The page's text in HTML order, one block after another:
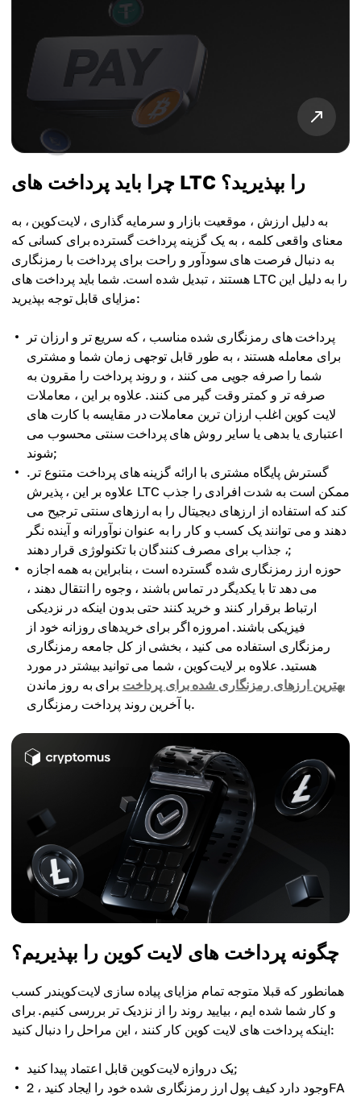
چرا باید پرداخت های LTC را بپذیرید؟
به دلیل ارزش ، موقعیت بازار و سرمایه گذاری ، لایت‌کوین ، به
معنای واقعی کلمه ، به یک گزینه پرداخت گسترده برای کسانی که
به دنبال فرصت های سودآور و راحت برای پرداخت با رمزنگاری
هستند ، تبدیل شده است. شما باید پرداخت های LTC را به دلیل این
مزایای قابل توجه بپذیرید:
پرداخت های رمزنگاری شده مناسب ، که سریع تر و ارزان تر
برای معامله هستند ، به طور قابل توجهی زمان شما و مشتری
شما را صرفه جویی می کنند ، و روند پرداخت را مقرون به
صرفه تر و کمتر وقت گیر می کنند. علاوه بر این ، معاملات
لایت کوین اغلب ارزان ترین معاملات در مقایسه با کارت های
اعتباری یا بدهی یا سایر روش های پرداخت سنتی محسوب می
شوند;
گسترش پایگاه مشتری با ارائه گزینه های پرداخت متنوع تر.
علاوه بر این ، پذیرش LTC ممکن است به شدت افرادی را جذب
کند که استفاده از ارزهای دیجیتال را به ارزهای سنتی ترجیح می
دهند و می توانند یک کسب و کار را به عنوان نوآورانه و آینده نگر
، جذاب برای مصرف کنندگان با تکنولوژی قرار دهند;
حوزه ارز رمزنگاری شده گسترده است ، بنابراین به همه اجازه
می دهد تا با یکدیگر در تماس باشند ، وجوه را انتقال دهند ،
ارتباط برقرار کنند و خرید کنند حتی بدون اینکه در نزدیکی
فیزیکی باشند. امروزه اگر برای خریدهای روزانه خود از
رمزنگاری استفاده می کنید ، بخشی از کل جامعه رمزنگاری
هستید. علاوه بر لایت‌کوین ، شما می توانید بیشتر در مورد
بهترین ارزهای رمزنگاری شده برای پرداخت برای به روز ماندن
با آخرین روند پرداخت رمزنگاری.
چگونه پرداخت های لایت کوین را بپذیریم؟
همانطور که قبلا متوجه تمام مزایای پیاده سازی لایت‌کویندر کسب
و کار شما شده ایم ، بیایید روند را از نزدیک تر بررسی کنیم. برای
اینکه پرداخت های لایت کوین کار کنند ، این مراحل را دنبال کنید:
یک دروازه لایت‌کوین قابل اعتماد پیدا کنید;
وجود دارد کیف پول ارز رمزنگاری شده خود را ایجاد کنید ، 2FA